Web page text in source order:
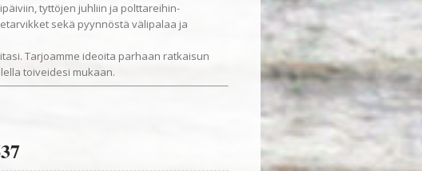
tyttöjen juhliin ja polttareihin-
sekä pyynnöstä välipalaa ja
Tarjoamme ideoita parhaan ratkaisun
toiveidesi mukaan.